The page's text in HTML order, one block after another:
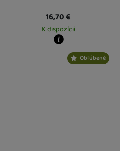
16,70€
K dispozícii
Kdy zboží dostanete?
Osobný odber vo výdajnom mieste
Obľúbené